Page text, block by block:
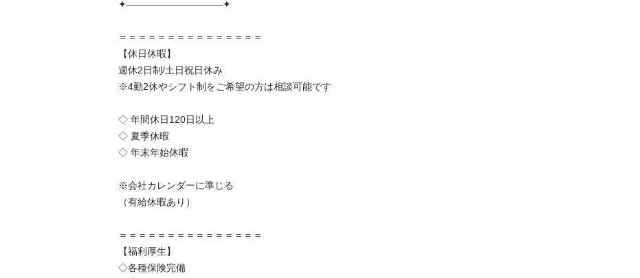
✦——————————✦
＝＝＝＝＝＝＝＝＝＝＝＝＝＝＝
【休日休暇】
週休2日制/土日祝日休み
※4勤2休やシフト制をご希望の方は相談可能です
◇ 年間休日120日以上
◇ 夏季休暇
◇ 年末年始休暇
※会社カレンダーに準じる
（有給休暇あり）
＝＝＝＝＝＝＝＝＝＝＝＝＝＝＝
【福利厚生】
◇各種保険完備